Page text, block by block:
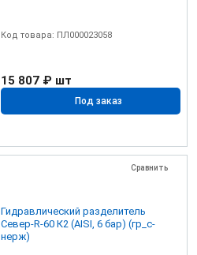
Код товара: ПЛ000023058
15 807 ₽ шт
Под заказ
Сравнить
Гидравлический разделитель
Север-R-60 К2 (AISI, 6 бар) (гр_с-
нерж)